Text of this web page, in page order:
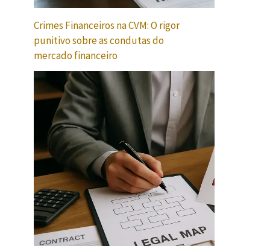
Crimes Financeiros na CVM: O rigor
punitivo sobre as condutas do
mercado financeiro